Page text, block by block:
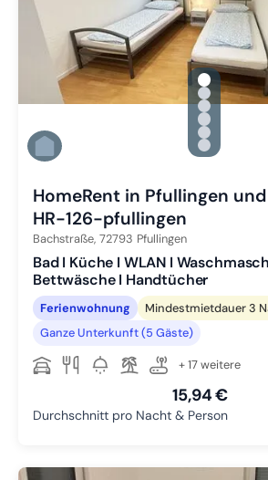
Zu Slide 1
Zu Slide 2
Zu Slide 3
Zu Slide 4
Zu Slide 5
Zu Slide 6
HomeRent in Pfullingen
HR-126-pfullingen
Bachstraße, 72793 Pfullingen
Bad I Küche I WLAN I
Bettwäsche I Handtücher
Ferienwohnung
Mindestmietdauer 3
Ganze Unterkunft (5 Gäste)
+ 17 weitere
15,94 €
Durchschnitt pro Nacht & Person